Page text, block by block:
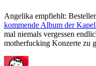
Angelika empfiehlt:
kommende Album der
mal niemals vergessen
motherfucking Konzerte zu
Autor